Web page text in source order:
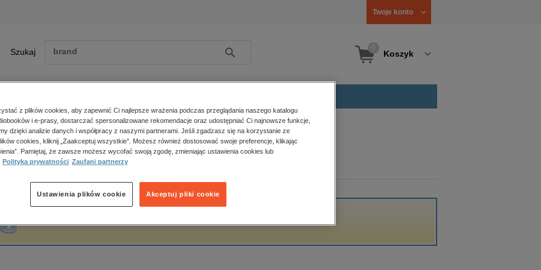
Twoje konto
Szukaj Szukaj Koszyk
Zobacz wszystkie E-prasa
polityka, społeczno-informacyjne
psychologiczne
popularno-naukowe
historia
główna Poligraf
z plików cookies, aby zapewnić Ci najlepsze wrażenia podczas przeglądania naszego katalogu
i e-prasy, dostarczać spersonalizowane rekomendacje oraz udostępniać Ci najnowsze funkcje,
dzięki analizie danych i współpracy z naszymi partnerami. Jeśli zgadzasz się na korzystanie ze
cookies, kliknij „Zaakceptuj wszystkie”. Możesz również dostosować swoje preferencje, klikając
Pamiętaj, że zawsze możesz wycofać swoją zgodę, zmieniając ustawienia cookies lub
Polityka prywatności Zaufani partnerzy
Akceptuj pliki cookie
Ustawienia plików cookie